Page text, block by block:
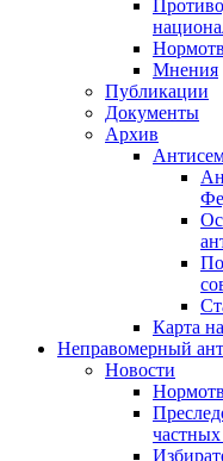
Мнения
Публикации
Документы
Архив
Карта
Неправомерный
Новости